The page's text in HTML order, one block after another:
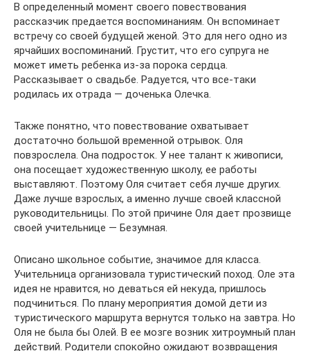
В определенный момент своего повествования
рассказчик предается воспоминаниям. Он вспоминает
встречу со своей будущей женой. Это для него одно из
ярчайших воспоминаний. Грустит, что его супруга не
может иметь ребенка из-за порока сердца.
Рассказывает о свадьбе. Радуется, что все-таки
родилась их отрада — доченька Олечка.
Также понятно, что повествование охватывает
достаточно большой временной отрывок. Оля
повзрослела. Она подросток. У нее талант к живописи,
она посещает художественную школу, ее работы
выставляют. Поэтому Оля считает себя лучше других.
Даже лучше взрослых, а именно лучше своей классной
руководительницы. По этой причине Оля дает прозвище
своей учительнице — Безумная.
Описано школьное событие, значимое для класса.
Учительница организовала туристический поход. Оле эта
идея не нравится, но деваться ей некуда, пришлось
подчиниться. По плану мероприятия домой дети из
туристического маршрута вернутся только на завтра. Но
Оля не была бы Олей. В ее мозге возник хитроумный план
действий. Родители спокойно ожидают возвращения